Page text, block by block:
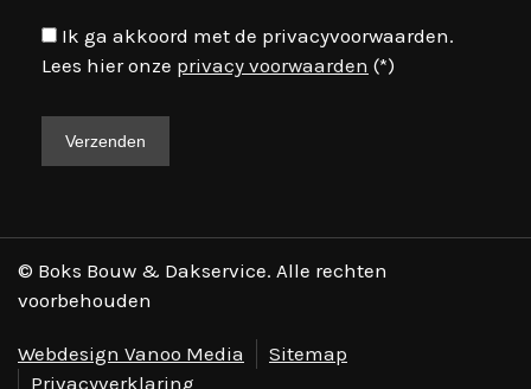
Ik ga akkoord met de privacyvoorwaarden.
Lees hier onze privacy voorwaarden (*)
© Boks Bouw & Dakservice. Alle rechten
voorbehouden
Webdesign Vanoo Media
Sitemap
Privacyverklaring